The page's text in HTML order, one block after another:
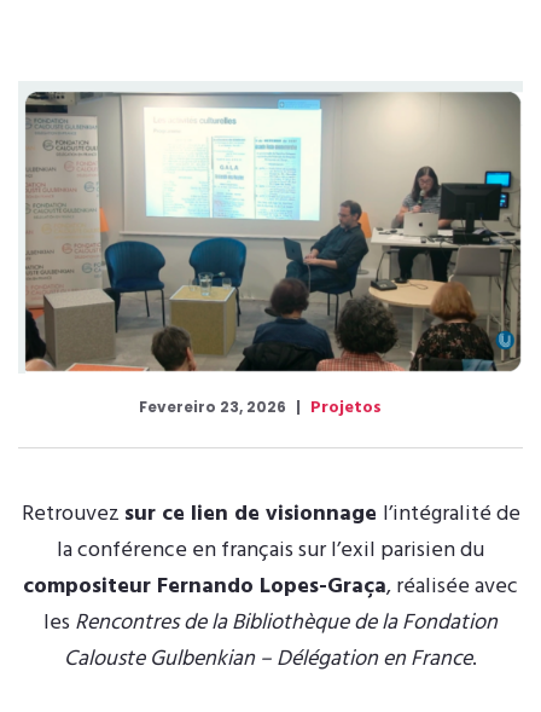
Fevereiro 23, 2026 Projetos
Retrouvez sur ce lien de visionnage l’intégralité de
la conférence en français sur l’exil parisien du
compositeur Fernando Lopes-Graça, réalisée avec
les Rencontres de la Bibliothèque de la Fondation
Calouste Gulbenkian – Délégation en France.